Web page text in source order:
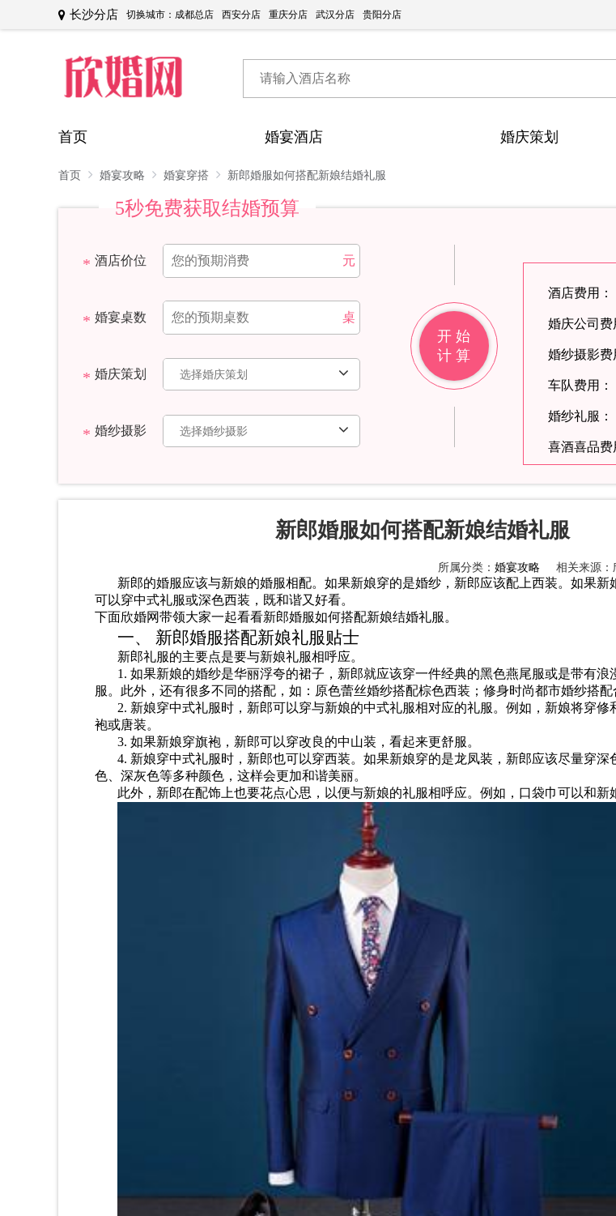
长沙分店 切换城市： 成都总店 西安分店 重庆分店 武汉分店 贵阳分店
首页 婚宴酒店 婚庆策划
首页 婚宴攻略 婚宴穿搭 新郎婚服如何搭配新娘结婚礼服
5秒免费获取结婚预算
酒店价位 元
婚宴桌数 桌
婚庆策划
婚纱摄影
开 始
计 算
酒店费用：
婚庆公司费
婚纱摄影费
车队费用：
婚纱礼服：
喜酒喜品费
新郎婚服如何搭配新娘结婚礼服
所属分类： 婚宴攻略 相关来源：
新郎的婚服应该与新娘的婚服相配。如果新娘穿的是婚纱，新郎应该配上西装。如果新
可以穿中式礼服或深色西装，既和谐又好看。
下面欣婚网带领大家一起看看新郎婚服如何搭配新娘结婚礼服 。
一、 新郎婚服搭配新娘礼服贴士
新郎礼服的主要点是要与新娘礼服相呼应。
1. 如果新娘的婚纱是华丽浮夸的裙子，新郎就应该穿一件经典的黑色燕尾服或是带有浪
服。此外，还有很多不同的搭配，如：原色蕾丝婚纱搭配棕色西装；修身时尚都市婚纱搭配
2. 新娘穿中式礼服时，新郎可以穿与新娘的中式礼服相对应的礼服。例如，新娘将穿修
袍或唐装。
3. 如果新娘穿旗袍，新郎可以穿改良的中山装，看起来更舒服。
4. 新娘穿中式礼服时，新郎也可以穿西装。如果新娘穿的是龙凤装，新郎应该尽量穿深
色、深灰色等多种颜色，这样会更加和谐美丽。
此外，新郎在配饰上也要花点心思 ，以便与新娘的礼服相呼应。例如， 口袋巾可以和新